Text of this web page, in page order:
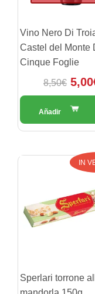
Vino Nero Di
Castel del Monte
Cinque Foglie
8,50€ 5,00
IN
Sperlari torrone
Il
era: